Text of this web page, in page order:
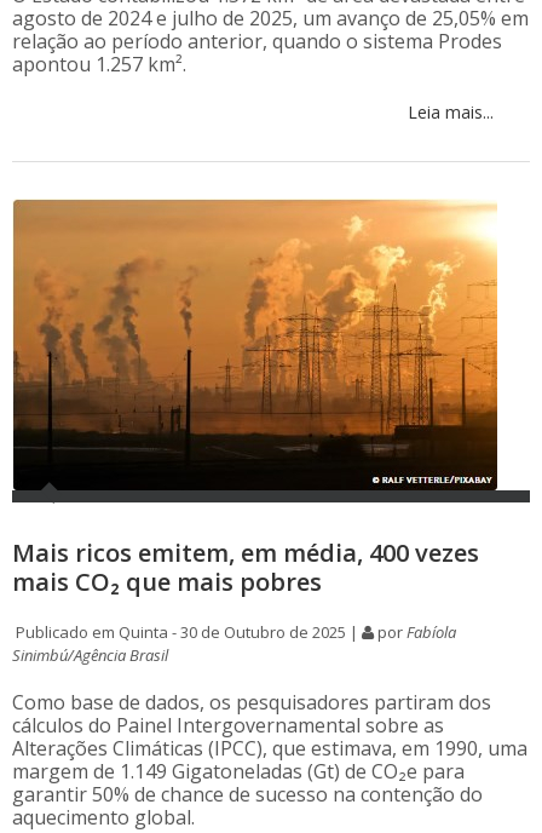
agosto de 2024 e julho de 2025, um avanço de 25,05% em
relação ao período anterior, quando o sistema Prodes
apontou 1.257 km².
Leia mais...
Mais ricos emitem, em média, 400 vezes
mais CO₂ que mais pobres
Publicado em Quinta - 30 de Outubro de 2025 | porFabíola
Sinimbú/Agência Brasil
Como base de dados, os pesquisadores partiram dos
cálculos do Painel Intergovernamental sobre as
Alterações Climáticas (IPCC), que estimava, em 1990, uma
margem de 1.149 Gigatoneladas (Gt) de CO₂e para
garantir 50% de chance de sucesso na contenção do
aquecimento global.